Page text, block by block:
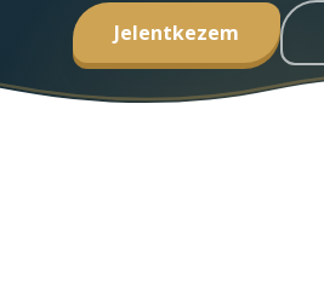
Jelentkezem